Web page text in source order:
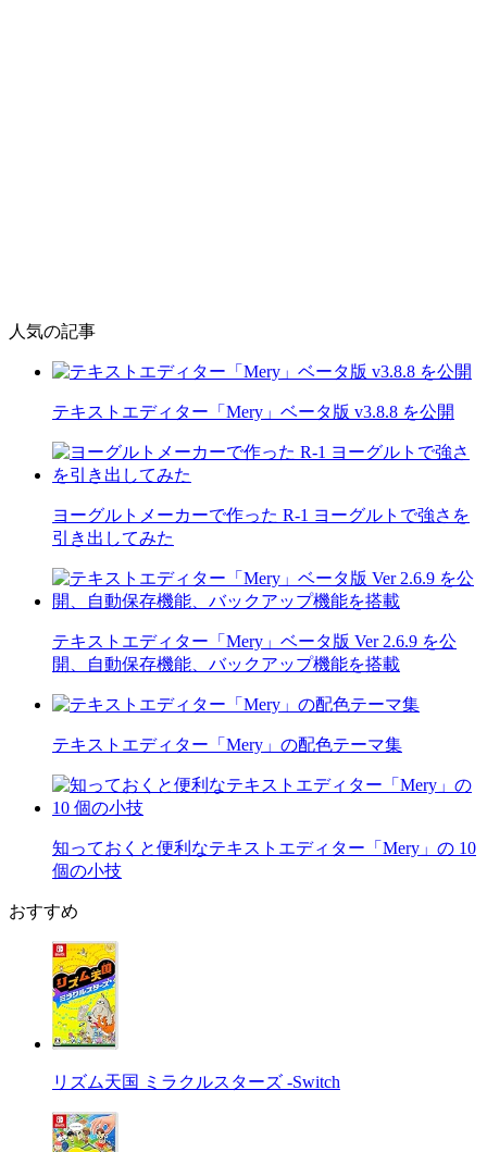
人気の記事
テキストエディター「Mery」ベータ版 v3.8.8 を公開
ヨーグルトメーカーで作った R-1 ヨーグルトで強さを
引き出してみた
テキストエディター「Mery」ベータ版 Ver 2.6.9 を公
開、自動保存機能、バックアップ機能を搭載
テキストエディター「Mery」の配色テーマ集
知っておくと便利なテキストエディター「Mery」の 10
個の小技
おすすめ
リズム天国 ミラクルスターズ -Switch